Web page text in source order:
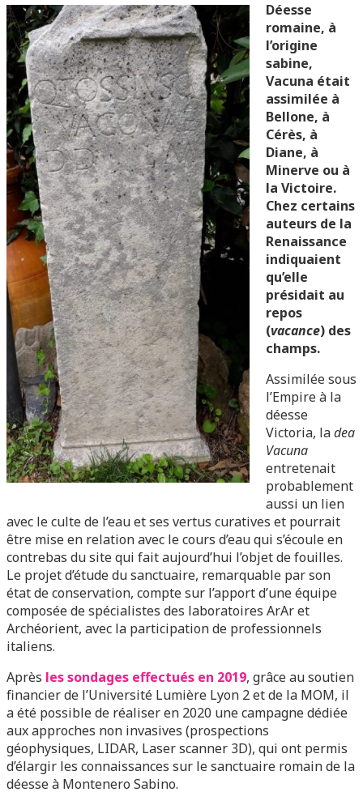
Déesse
romaine, à
l’origine
sabine,
Vacuna était
assimilée à
Bellone, à
Cérès, à
Diane, à
Minerve ou à
la Victoire.
Chez certains
auteurs de la
Renaissance
indiquaient
qu’elle
présidait au
repos
(vacance) des
champs.
Assimilée sous
l’Empire à la
déesse
Victoria, ladea
Vacuna
entretenait
probablement
aussi un lien
avec le culte de l’eau et ses vertus curatives et pourrait
être mise en relation avec le cours d’eau qui s’écoule en
contrebas du site qui fait aujourd’hui l’objet de fouilles.
Le projet d’étude du sanctuaire, remarquable par son
état de conservation, compte sur l’apport d’une équipe
composée de spécialistes des laboratoires ArAr et
Archéorient, avec la participation de professionnels
italiens.
Après les sondages effectués en 2019, grâce au soutien
financier de l’Université Lumière Lyon 2 et de la MOM, il
a été possible de réaliser en 2020 une campagne dédiée
aux approches non invasives (prospections
géophysiques, LIDAR, Laser scanner 3D), qui ont permis
d’élargir les connaissances sur le sanctuaire romain de la
déesse à Montenero Sabino.